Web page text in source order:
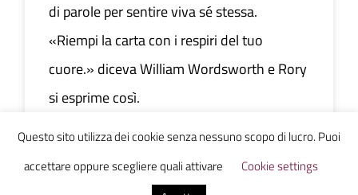
di parole per sentire viva sé stessa.
«Riempi la carta con i respiri del tuo
cuore.» diceva William Wordsworth e Rory
si esprime così.
Questo sito utilizza dei cookie senza nessuno scopo di lucro. Puoi
accettare oppure scegliere quali attivare
Cookie settings